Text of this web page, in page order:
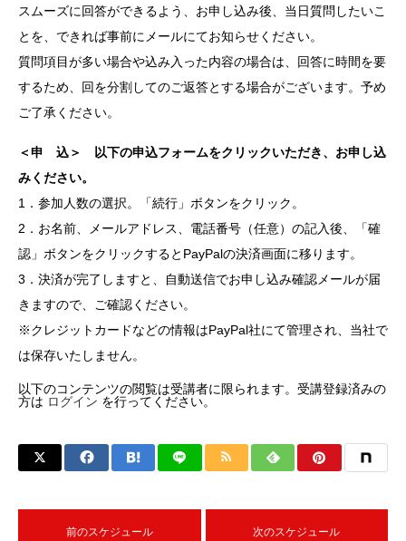
スムーズに回答ができるよう、お申し込み後、当日質問したいこ
とを、できれば事前にメールにてお知らせください。
質問項目が多い場合や込み入った内容の場合は、回答に時間を要
するため、回を分割してのご返答とする場合がございます。予め
ご了承ください。
＜申 込＞ 以下の申込フォームをクリックいただき、お申し込
みください。
1．参加人数の選択。「続行」ボタンをクリック。
2．お名前、メールアドレス、電話番号（任意）の記入後、「確
認」ボタンをクリックするとPayPalの決済画面に移ります。
3．決済が完了しますと、自動送信でお申し込み確認メールが届
きますので、ご確認ください。
※クレジットカードなどの情報はPayPal社にて管理され、当社で
は保存いたしません。
以下のコンテンツの閲覧は受講者に限られます。受講登録済みの
方は ログイン を行ってください。
前のスケジュール 次のスケジュール